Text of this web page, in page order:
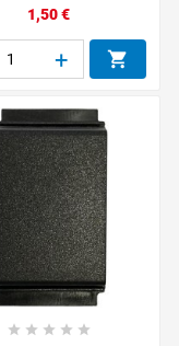
1,50 €Prezzo
+ 
    